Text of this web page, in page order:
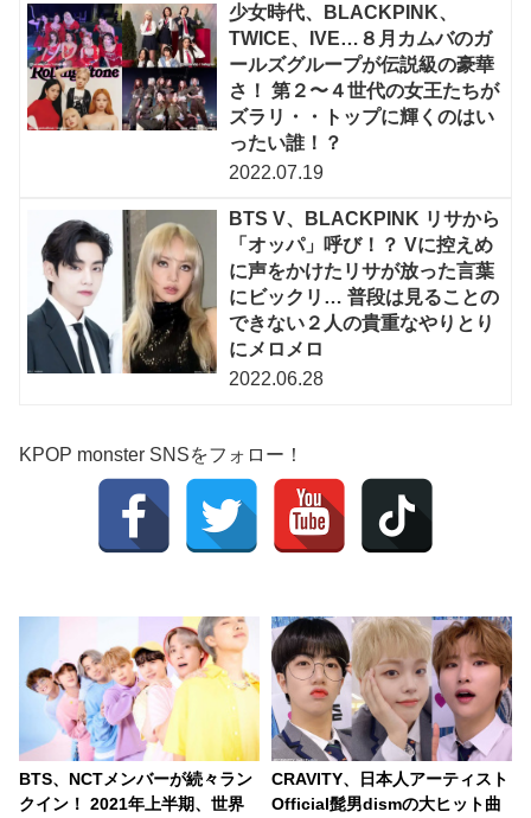
少女時代、BLACKPINK、
TWICE、IVE…８月カムバのガ
ールズグループが伝説級の豪華
さ！ 第２〜４世代の女王たちが
ズラリ・・トップに輝くのはい
ったい誰！？
2022.07.19
BTS V、BLACKPINK リサから
「オッパ」呼び！？ Vに控えめ
に声をかけたリサが放った言葉
にビックリ… 普段は見ることの
できない２人の貴重なやりとり
にメロメロ
2022.06.28
KPOP monster SNSをフォロー！
BTS、NCTメンバーが続々ラン
クイン！ 2021年上半期、世界
CRAVITY、日本人アーティスト
Official髭男dismの大ヒット曲